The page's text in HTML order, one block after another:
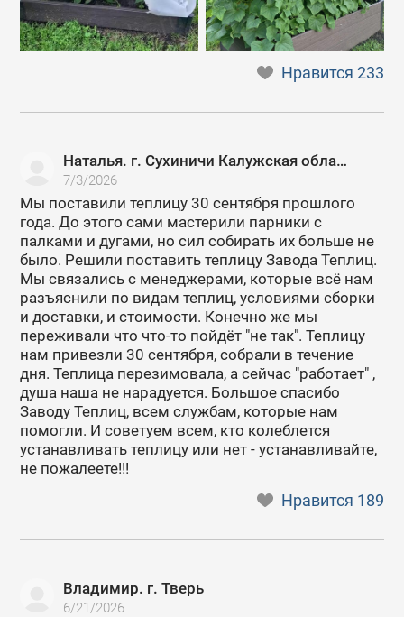
Нравится233
Наталья. г. Сухиничи Калужская область
7/3/2026
Мы поставили теплицу 30 сентября прошлого
года. До этого сами мастерили парники с
палками и дугами, но сил собирать их больше не
было. Решили поставить теплицу Завода Теплиц.
Мы связались с менеджерами, которые всё нам
разъяснили по видам теплиц, условиями сборки
и доставки, и стоимости. Конечно же мы
переживали что что-то пойдёт "не так". Теплицу
нам привезли 30 сентября, собрали в течение
дня. Теплица перезимовала, а сейчас "работает" ,
душа наша не нарадуется. Большое спасибо
Заводу Теплиц, всем службам, которые нам
помогли. И советуем всем, кто колеблется
устанавливать теплицу или нет - устанавливайте,
не пожалеете!!!
Нравится 189
Владимир. г. Тверь
6/21/2026